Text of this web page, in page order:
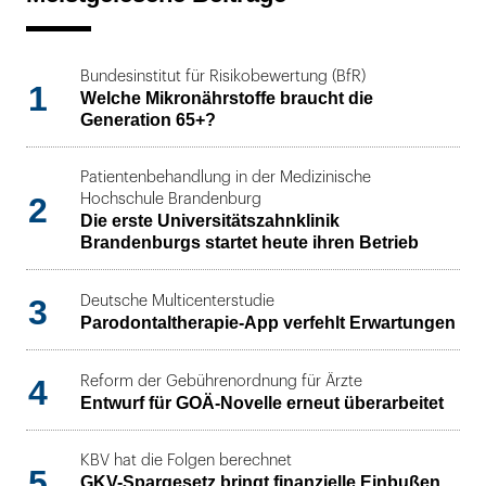
1
Bundesinstitut für Risikobewertung (BfR)
Welche Mikronährstoffe braucht die
Generation 65+?
2
Patientenbehandlung in der Medizinische
Hochschule Brandenburg
Die erste Universitätszahnklinik
Brandenburgs startet heute ihren Betrieb
3 Deutsche Multicenterstudie
Parodontaltherapie-App verfehlt Erwartungen
4 Reform der Gebührenordnung für Ärzte
Entwurf für GOÄ-Novelle erneut überarbeitet
KBV hat die Folgen berechnet